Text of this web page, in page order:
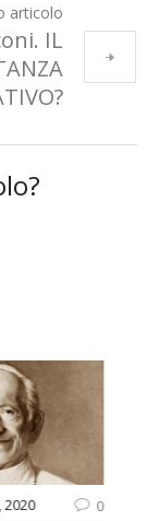
articolo
IL
13 , 2021